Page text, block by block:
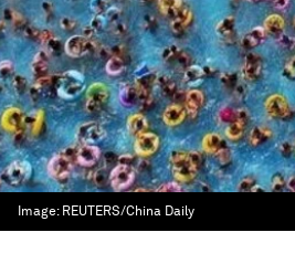
Image: REUTERS/China Daily